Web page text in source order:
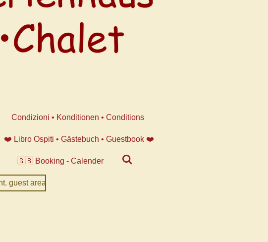
Condizioni • Konditionen • Conditions
❤️ Libro Ospiti • Gästebuch • Guestbook ❤️
🇬🇧 Booking - Calender
guest area